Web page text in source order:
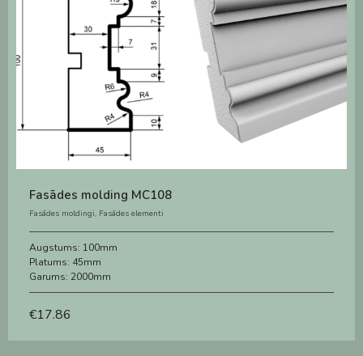
Fasādes molding MC108
Fasādes moldingi, Fasādes elementi
Augstums: 100mm
Platums: 45mm
Garums: 2000mm
€17.86